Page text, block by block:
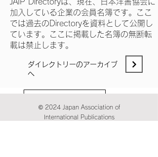
加入している企業の会員名簿です。ここ
では過去のDirectoryを資料として公開し
ています。ここに掲載した名簿の無断転
載は禁止します。
​ダイレクトリーのアーカイブ
へ
© 2024 Japan Association of
International Publications